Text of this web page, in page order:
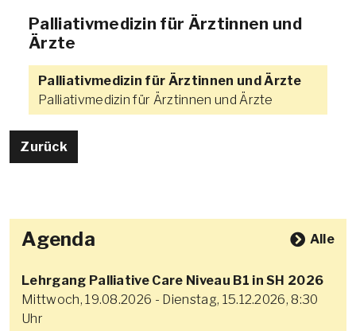
Palliativmedizin für Ärztinnen und
Ärzte
Palliativmedizin für Ärztinnen und Ärzte
Palliativmedizin für Ärztinnen und Ärzte
Zurück
Agenda Alle
Lehrgang Palliative Care Niveau B1 in SH 2026
Mittwoch, 19.08.2026 - Dienstag, 15.12.2026, 8:30
Uhr